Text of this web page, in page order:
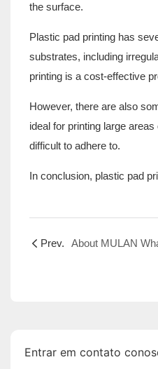
the surface.
Plastic pad printing has
substrates, including
printing is a cost-effective
However, there are also
ideal for printing large
difficult to adhere to.
In conclusion, plastic pad
Prev.
Entrar em contato